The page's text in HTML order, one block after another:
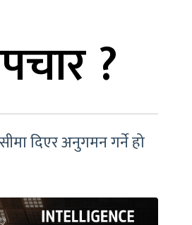
?
दिएर अनुगमन गर्ने हो